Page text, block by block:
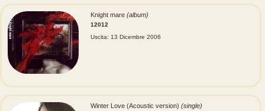
Knight mare (album)
12012
Uscita: 13 Dicembre 2006
Winter Love (Acoustic version) (single)